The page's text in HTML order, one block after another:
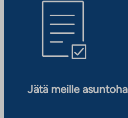
Jätä meille